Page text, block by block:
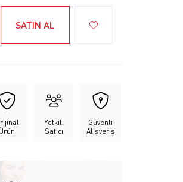
SATIN AL
Ürün
Yetkili
Satıcı
Güvenli
Alışveriş